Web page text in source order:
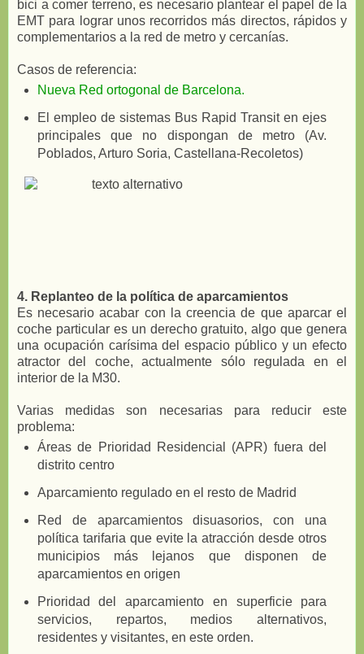
bici a comer terreno, es necesario plantear el papel de la
EMT para lograr unos recorridos más directos, rápidos y
complementarios a la red de metro y cercanías.
Casos de referencia:
Nueva Red ortogonal de Barcelona.
El empleo de sistemas Bus Rapid Transit en ejes
principales que no dispongan de metro (Av.
Poblados, Arturo Soria, Castellana-Recoletos)
4. Replanteo de la política de aparcamientos
Es necesario acabar con la creencia de que aparcar el
coche particular es un derecho gratuito, algo que genera
una ocupación carísima del espacio público y un efecto
atractor del coche, actualmente sólo regulada en el
interior de la M30.
Varias medidas son necesarias para reducir este
problema:
Áreas de Prioridad Residencial (APR) fuera del
distrito centro
Aparcamiento regulado en el resto de Madrid
Red de aparcamientos disuasorios, con una
política tarifaria que evite la atracción desde otros
municipios más lejanos que disponen de
aparcamientos en origen
Prioridad del aparcamiento en superficie para
servicios, repartos, medios alternativos,
residentes y visitantes, en este orden.